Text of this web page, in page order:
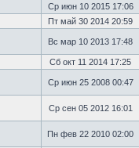
Ср июн 10 2015 17:06
Пт май 30 2014 20:59
Вс мар 10 2013 17:48
Сб окт 11 2014 17:25
Ср июн 25 2008 00:47
Ср сен 05 2012 16:01
Пн фев 22 2010 02:00